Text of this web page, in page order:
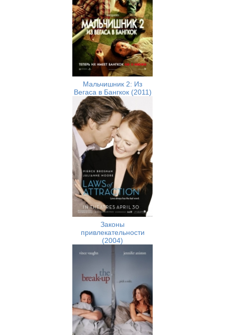
Мальчишник 2: Из
Вегаса в Бангкок (2011)
Законы
привлекательности
(2004)